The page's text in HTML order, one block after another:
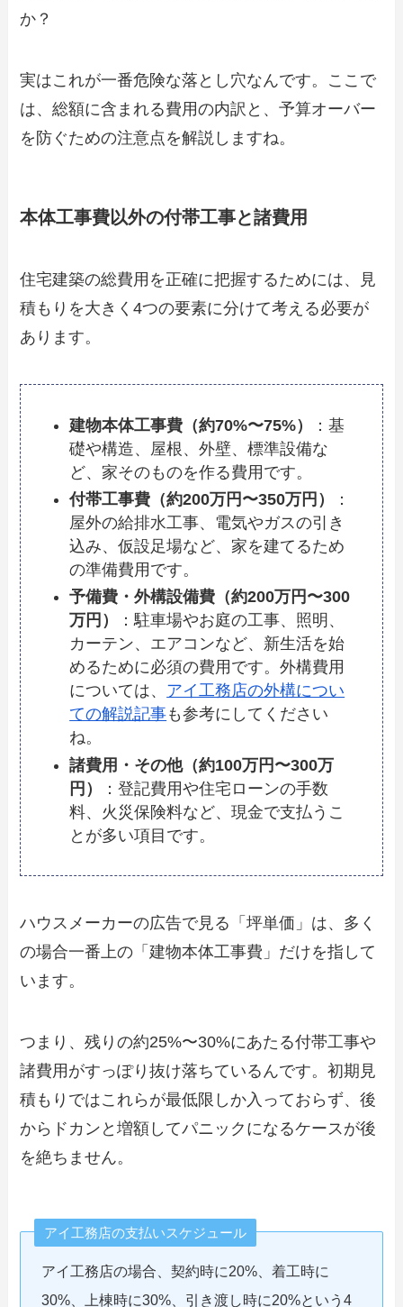
か？
実はこれが一番危険な落とし穴なんです。ここで
は、総額に含まれる費用の内訳と、予算オーバー
を防ぐための注意点を解説しますね。
本体工事費以外の付帯工事と諸費用
住宅建築の総費用を正確に把握するためには、見
積もりを大きく4つの要素に分けて考える必要が
あります。
建物本体工事費（約70%〜75%）
：基
礎や構造、屋根、外壁、標準設備な
ど、家そのものを作る費用です。
付帯工事費（約200万円〜350万円）
：
屋外の給排水工事、電気やガスの引き
込み、仮設足場など、家を建てるため
の準備費用です。
予備費・外構設備費（約200万円〜300
万円）
：駐車場やお庭の工事、照明、
カーテン、エアコンなど、新生活を始
めるために必須の費用です。外構費用
については、 アイ工務店の外構につい
ての解説記事も参考にしてください
ね。
諸費用・その他（約100万円〜300万
円）
：登記費用や住宅ローンの手数
料、火災保険料など、現金で支払うこ
とが多い項目です。
ハウスメーカーの広告で見る「坪単価」は、多く
の場合一番上の「建物本体工事費」だけを指して
います。
つまり、残りの約25%〜30%にあたる付帯工事や
諸費用がすっぽり抜け落ちているんです。初期見
積もりではこれらが最低限しか入っておらず、後
からドカンと増額してパニックになるケースが後
を絶ちません。
アイ工務店の支払いスケジュール
アイ工務店の場合、契約時に20%、着工時に
30%、上棟時に30%、引き渡し時に20%という4